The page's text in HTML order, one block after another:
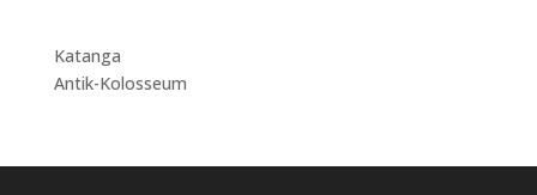
Katanga
Antik-Kolosseum